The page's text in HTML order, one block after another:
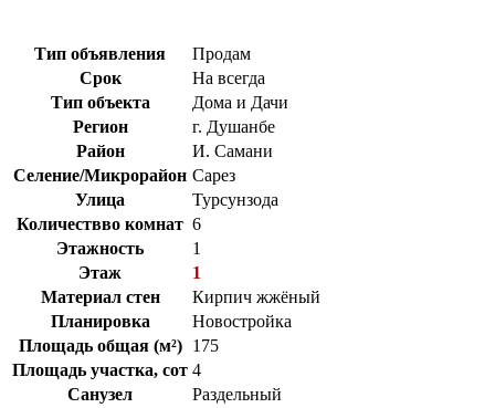
Тип объявления
Продам
Срок
На всегда
Тип объекта
Дома и Дачи
Регион
г. Душанбе
Район
И. Самани
Селение/Микрорайон Сарез
Улица
Турсунзода
Количествво комнат 6
Этажность
1
Этаж
1
Материал стен
Кирпич жжёный
Планировка
Новостройка
Площадь общая (м²)
175
Площадь участка, сот 4
Санузел
Раздельный